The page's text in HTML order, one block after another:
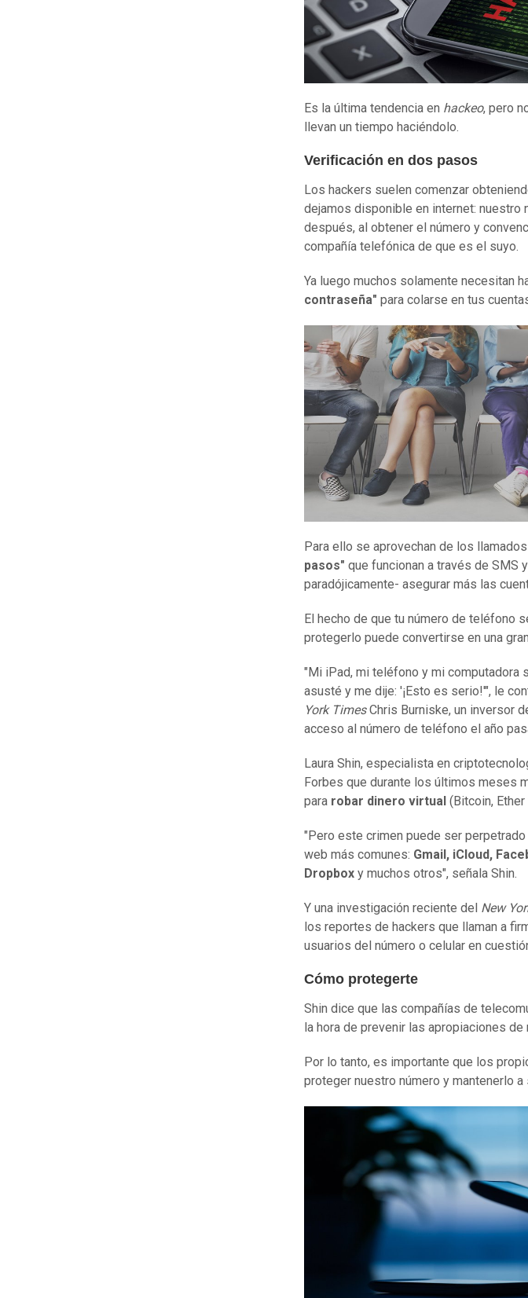
Es la última tendencia en hackeo, pero
llevan un tiempo haciéndolo.
Verificación en dos pasos
Los hackers suelen comenzar
dejamos disponible en internet: nuestro
después, al obtener el número y
compañía telefónica de que es el suyo.
Ya luego muchos solamente necesitan
contraseña" para colarse en tus
Para ello se aprovechan de los llamados
pasos" que funcionan a través de SMS
paradójicamente- asegurar más las
El hecho de que tu número de teléfono
protegerlo puede convertirse en una
"Mi iPad, mi teléfono y mi computadora
asusté y me dije: '¡Esto es serio!'", le
York TimesChris Burniske, un inversor
acceso al número de teléfono el año
Laura Shin, especialista en
Forbes que durante los últimos meses
para robar dinero virtual (Bitcoin,
"Pero este crimen puede ser
web más comunes: Gmail, iCloud,
Dropbox y muchos otros", señala Shin.
Y una investigación reciente del New
los reportes de hackers que llaman a
usuarios del número o celular en
Cómo protegerte
Shin dice que las compañías de
la hora de prevenir las apropiaciones
Por lo tanto, es importante que los
proteger nuestro número y mantenerlo